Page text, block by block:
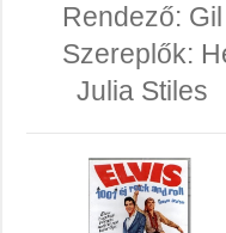
Rendező:
Szereplők:
Julia Stiles